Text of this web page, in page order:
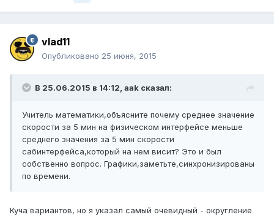
vlad11
Опубликовано 25 июня, 2015
В 25.06.2015 в 14:12, aak сказал:
Учитель математики,объясните почему среднее значение
скорости за 5 мин на физическом интерфейсе меньше
среднего значения за 5 мин скорости
сабинтерфейса,который на нем висит? Это и был
собственно вопрос. Графики,заметьте,синхронизированы
по времени.
Куча вариантов, но я указал самый очевидный - округление